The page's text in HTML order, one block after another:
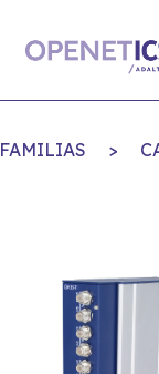
FAMILIAS >